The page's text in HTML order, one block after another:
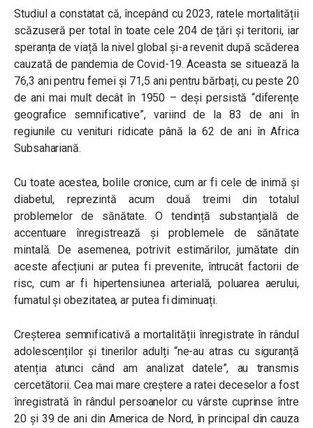
Studiul a constatat că, începând cu 2023, ratele mortalității
scăzuseră per total în toate cele 204 de țări și teritorii, iar
speranța de viață la nivel global și-a revenit după scăderea
cauzată de pandemia de Covid-19. Aceasta se situează la
76,3 ani pentru femei și 71,5 ani pentru bărbați, cu peste 20
de ani mai mult decât în ​​1950 – deși persistă “diferențe
geografice semnificative”, variind de la 83 de ani în
regiunile cu venituri ridicate până la 62 de ani în Africa
Subsahariană.
Cu toate acestea, bolile cronice, cum ar fi cele de inimă și
diabetul, reprezintă acum două treimi din totalul
problemelor de sănătate. O tendință substanțială de
accentuare înregistrează și problemele de sănătate
mintală. De asemenea, potrivit estimărilor, jumătate din
aceste afecțiuni ar putea fi prevenite, întrucât factorii de
risc, cum ar fi hipertensiunea arterială, poluarea aerului,
fumatul și obezitatea, ar putea fi diminuați.
Creșterea semnificativă a mortalității înregistrate în rândul
adolescenților și tinerilor adulți “ne-au atras cu siguranță
atenția atunci când am analizat datele”, au transmis
cercetătorii. Cea mai mare creștere a ratei deceselor a fost
înregistrată în rândul persoanelor cu vârste cuprinse între
20 și 39 de ani din America de Nord, în principal din cauza